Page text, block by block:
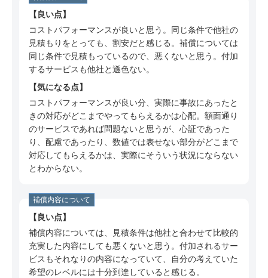
40代 男性（千葉県）のSBI損保についての口コ
ミ
40代 男性（広島県）のSBI損保についての口コ
ミ
40代 男性（京都府）のSBI損保についての口コ
ミ
30代 男性（東京都）のSBI損保についての口コ
30代 男性（東京都）のSBI損保についての口コ
ミ
ミ
50代 男性（静岡県）のSBI損保についての口コ
ミ
60代 男性（埼玉県）のSBI損保についての口コ
ミ
良い点
コストパフォーマンスが良いと思う。同じ条件で他社の
見積もりをとっても、割安だと感じる。補償については
同じ条件で見積もっているので、悪くないと思う。付加
するサービスも他社と遜色ない。
気になる点
コストパフォーマンスが良い分、実際に事故にあったと
きの対応がどこまでやってもらえるかは心配。額面通り
のサービスであれば問題ないと思うが、心証であった
り、配慮であったり、数値では表せない部分がどこまで
対応してもらえるかは、実際にそういう状況にならない
とわからない。
補償内容について
良い点
補償内容については、見積条件は他社と合わせて比較的
充実した内容にしても悪くないと思う。付加されるサー
ビスもそれなりの内容になっていて、自分の考えていた
希望のレベルには十分到達していると感じる。